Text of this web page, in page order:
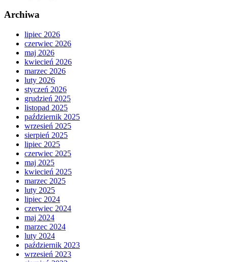
Archiwa
lipiec 2026
czerwiec 2026
maj 2026
kwiecień 2026
marzec 2026
luty 2026
styczeń 2026
grudzień 2025
listopad 2025
październik 2025
wrzesień 2025
sierpień 2025
lipiec 2025
czerwiec 2025
maj 2025
kwiecień 2025
marzec 2025
luty 2025
lipiec 2024
czerwiec 2024
maj 2024
marzec 2024
luty 2024
październik 2023
wrzesień 2023